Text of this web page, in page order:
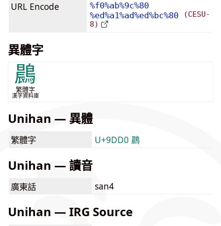
URL Encode
%f0%ab%9c%80
%ed%a1%ad%ed%bc%80
(CESU-
8)
異體字
鷐
繁體字
漢字資料庫
Unihan — 異體
繁體字 U+9DD0 鷐
Unihan — 讀音
廣東話 san4
Unihan — IRG Source